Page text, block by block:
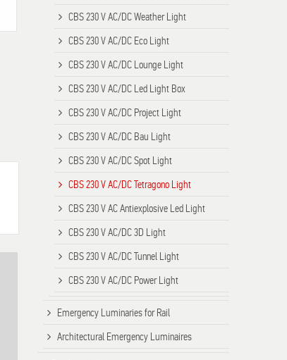
CBS 230 V AC/DC Weather Light
CBS 230 V AC/DC Eco Light
CBS 230 V AC/DC Lounge Light
CBS 230 V AC/DC Led Light Box
CBS 230 V AC/DC Project Light
CBS 230 V AC/DC Bau Light
CBS 230 V AC/DC Spot Light
CBS 230 V AC/DC Tetragono Light
CBS 230 V AC Antiexplosive Led Light
CBS 230 V AC/DC 3D Light
CBS 230 V AC/DC Tunnel Light
CBS 230 V AC/DC Power Light
Emergency Luminaries for Rail
Architectural Emergency Luminaires